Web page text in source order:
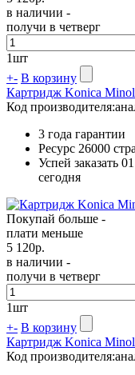
в наличии -
получи в четверг
1шт
+- В корзину
Картридж Konica
Код производителя:
3 года гарантии
Ресурс 26000
Успей заказать
сегодня
Покупай больше -
плати меньше
5 120р.
в наличии -
получи в четверг
1шт
+- В корзину
Картридж Konica
Код производителя: